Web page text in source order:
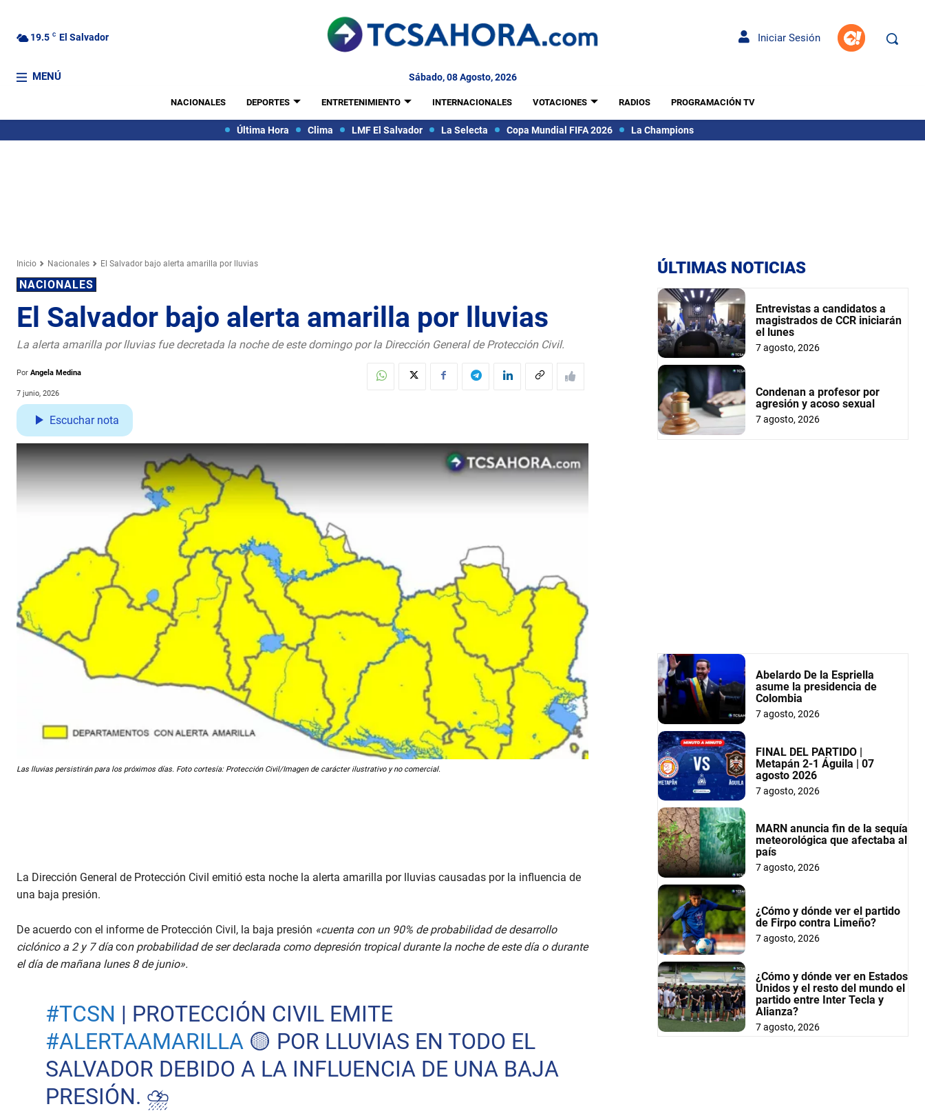
19.5 C El Salvador Iniciar Sesión
MENÚ Sábado, 08 Agosto, 2026
NACIONALES DEPORTES ENTRETENIMIENTO INTERNACIONALES VOTACIONES RADIOS PROGRAMACIÓN TV
Última Hora Clima LMF El Salvador La Selecta Copa Mundial FIFA 2026 La Champions
Inicio Nacionales El Salvador bajo alerta amarilla por lluvias
NACIONALES
El Salvador bajo alerta amarilla por lluvias
La alerta amarilla por lluvias fue decretada la noche de este domingo por la Dirección General de Protección Civil.
Por Angela Medina
7 junio, 2026
Escuchar nota
Las lluvias persistirán para los próximos días. Foto cortesía: Protección Civil/Imagen de carácter ilustrativo y no comercial.
La Dirección General de Protección Civil emitió esta noche la alerta amarilla por lluvias causadas por la influencia de
una baja presión.
De acuerdo con el informe de Protección Civil, la baja presión «cuenta con un 90% de probabilidad de desarrollo
ciclónico a 2 y 7 día con probabilidad de ser declarada como depresión tropical durante la noche de este día o durante
el día de mañana lunes 8 de junio».
#TCSN | PROTECCIÓN CIVIL EMITE
#ALERTAAMARILLA🟡 POR LLUVIAS EN TODO EL
SALVADOR DEBIDO A LA INFLUENCIA DE UNA BAJA
PRESIÓN. ⛈️
ÚLTIMAS NOTICIAS
Entrevistas a candidatos a
magistrados de CCR iniciarán
el lunes
7 agosto, 2026
Condenan a profesor por
agresión y acoso sexual
7 agosto, 2026
Abelardo De la Espriella
asume la presidencia de
Colombia
7 agosto, 2026
FINAL DEL PARTIDO |
Metapán 2-1 Águila | 07
agosto 2026
7 agosto, 2026
MARN anuncia fin de la sequía
meteorológica que afectaba al
país
7 agosto, 2026
¿Cómo y dónde ver el partido
de Firpo contra Limeño?
7 agosto, 2026
¿Cómo y dónde ver en Estados
Unidos y el resto del mundo el
partido entre Inter Tecla y
Alianza?
7 agosto, 2026